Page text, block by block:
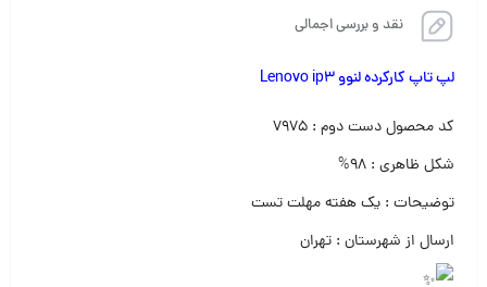
نقد و بررسی اجمالی
لپ تاپ کارکرده لنوو Lenovo ip3
کد محصول دست دوم : ۷۹۷۵
شکل ظاهری : ۹۸%
توضیحات : یک هفته مهلت تست
ارسال از شهرستان : تهران